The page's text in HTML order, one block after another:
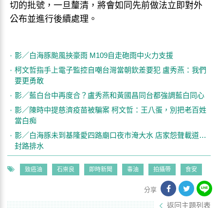
切的批號，一旦釐清，將會如同先前做法立即對外
公布並進行後續處理。
影／白海豚颱風挾豪雨 M109自走砲雨中火力支援
柯文哲指手上電子監控自嘲台灣當朝欽差要犯 盧秀燕：我們
要更勇敢
影／藍白台中再度合？盧秀燕和黃國昌同台都強調藍白同心
影／陳時中提慈濟疫苗被騙案 柯文哲：王八蛋，別把老百姓
當白痴
影／白海豚未到基隆愛四路廟口夜市淹大水 店家怨聲載道…
封路排水
致癌油 石崇良 即時新聞 毒油 拍攝帶 食安
分享
返回主題列表